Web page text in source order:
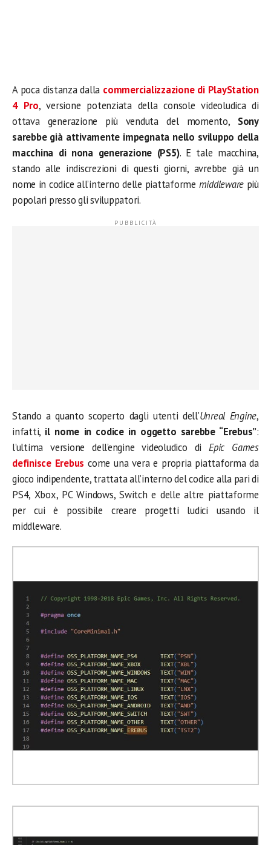
A poca distanza dalla commercializzazione di PlayStation
4 Pro, versione potenziata della console videoludica di
ottava generazione più venduta del momento, Sony
sarebbe già attivamente impegnata nello sviluppo della
macchina di nona generazione (PS5). E tale macchina,
stando alle indiscrezioni di questi giorni, avrebbe già un
nome in codice all’interno delle piattaforme middleware più
popolari presso gli sviluppatori.
Stando a quanto scoperto dagli utenti dell’Unreal Engine,
infatti, il nome in codice in oggetto sarebbe “Erebus”:
l’ultima versione dell’engine videoludico diEpic Games
definisce Erebus come una vera e propria piattaforma da
gioco indipendente, trattata all’interno del codice alla pari di
PS4, Xbox, PC Windows, Switch e delle altre piattaforme
per cui è possibile creare progetti ludici usando il
middleware.